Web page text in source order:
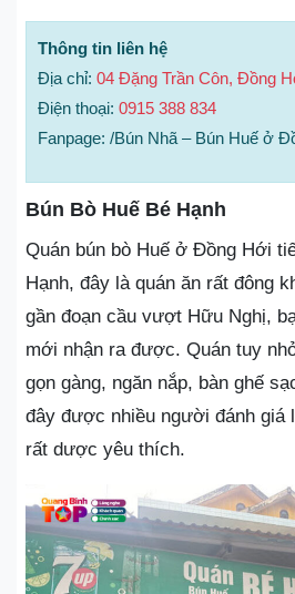
Thông tin liên hệ
Địa chỉ: 04 Đặng Trần Côn, Đồng
Điện thoại: 0915 388 834
Fanpage: /Bún Nhã – Bún Huế ở
Bún Bò Huế Bé Hạnh
Quán bún bò Huế ở Đồng Hới
Hạnh, đây là quán ăn rất đông
gần đoạn cầu vượt Hữu Nghị,
mới nhận ra được. Quán tuy
gọn gàng, ngăn nắp, bàn ghế
đây được nhiều người đánh giá
rất dược yêu thích.